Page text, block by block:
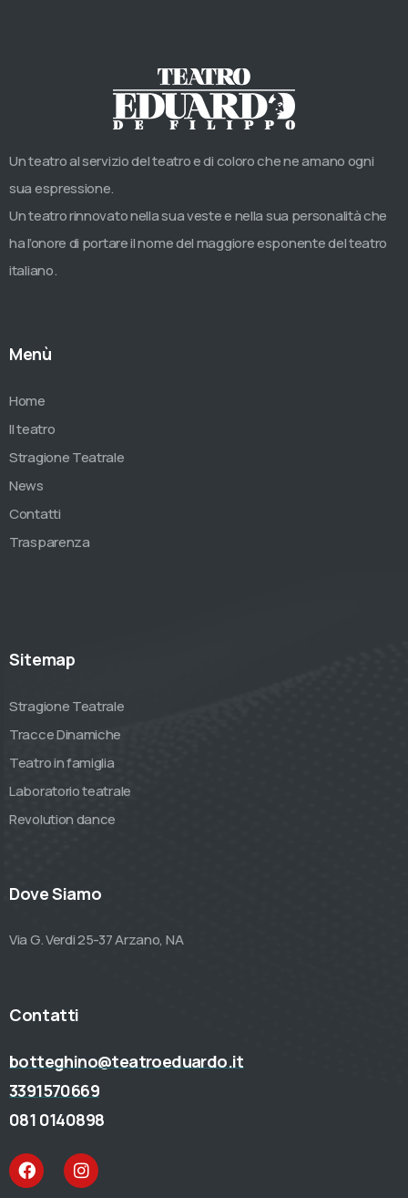
Un teatro al servizio del teatro e di coloro che ne amano ogni
sua espressione.
Un teatro rinnovato nella sua veste e nella sua personalità che
ha l’onore di portare il nome del maggiore esponente del teatro
italiano.
Menù
Home
Il teatro
Stragione Teatrale
News
Contatti
Trasparenza
Sitemap
Stragione Teatrale
Tracce Dinamiche
Teatro in famiglia
Laboratorio teatrale
Revolution dance
Dove Siamo
Via G. Verdi 25-37 Arzano, NA
Contatti
botteghino@teatroeduardo.it
3391570669
081 0140898